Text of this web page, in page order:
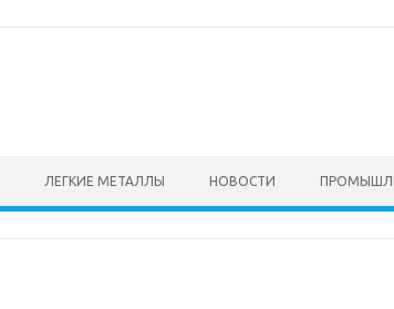
ЛЕГКИЕ МЕТАЛЛЫ НОВОСТИ